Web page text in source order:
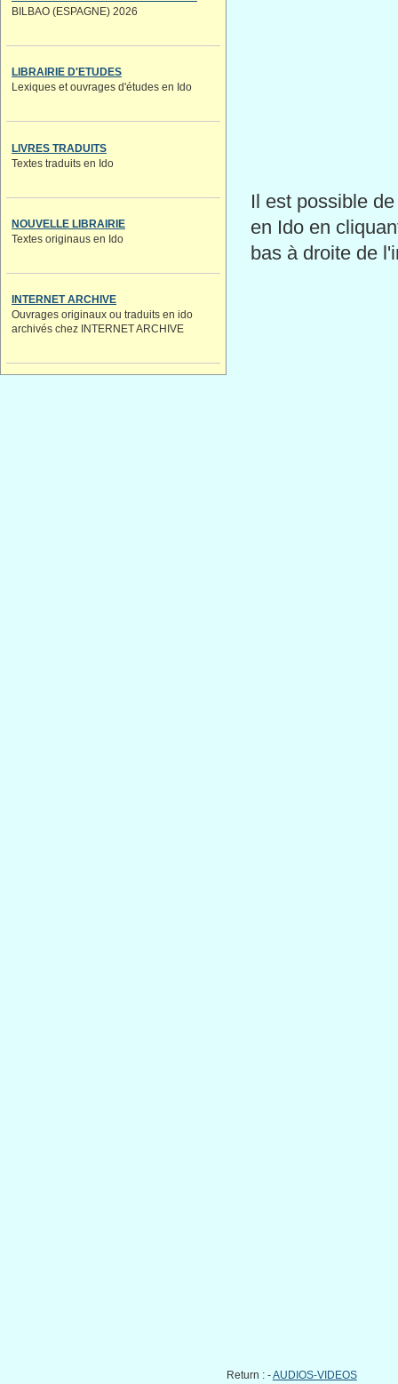
BILBAO (ESPAGNE) 2026
LIBRAIRIE D'ETUDES
Lexiques et ouvrages d'études en Ido
LIVRES TRADUITS
Textes traduits en Ido
NOUVELLE LIBRAIRIE
Textes originaus en Ido
INTERNET ARCHIVE
Ouvrages originaux ou traduits en ido
archivés chez INTERNET ARCHIVE
Il est possible
en Ido en
bas à droite de
Return : -AUDIOS-VIDEOS